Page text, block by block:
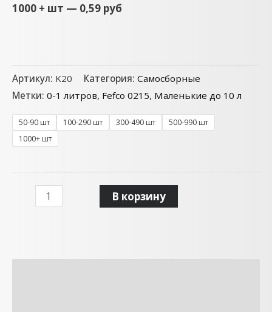
1000 + шт — 0,59 руб
Артикул: K20 Категория: Самосборные
Метки: 0-1 литров, Fefco 0215, Маленькие до 10 л
50-90 шт 100-290 шт 300-490 шт
500-990 шт
1000+ шт
В корзину